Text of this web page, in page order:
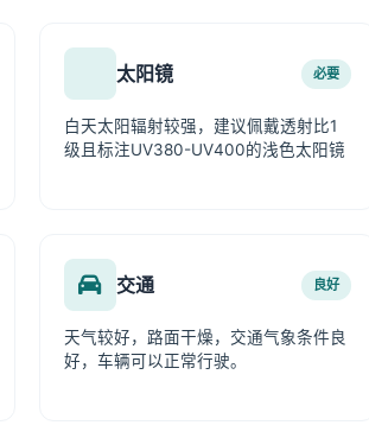
太阳镜 必要
白天太阳辐射较强，建议佩戴透射比1
级且标注UV380-UV400的浅色太阳镜
交通 良好
天气较好，路面干燥，交通气象条件良
好，车辆可以正常行驶。